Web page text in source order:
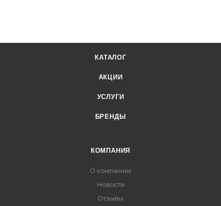
КАТАЛОГ
АКЦИИ
УСЛУГИ
БРЕНДЫ
КОМПАНИЯ
О компании
Новости
Отзывы